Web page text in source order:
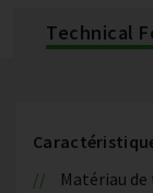
Technical
Matériau